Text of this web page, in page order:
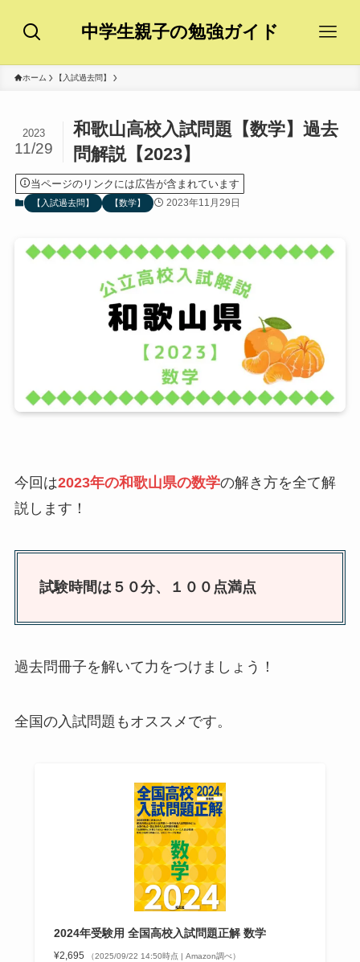
中学生親子の勉強ガイド
ホーム 【入試過去問】
和歌山高校入試問題【数学】過去
問解説【2023】
2023
11/29
当ページのリンクには広告が含まれています
【入試過去問】 【数学】 2023年11月29日
今回は2023年の和歌山県の数学の解き方を全て解
説します！
試験時間は５０分、１００点満点
過去問冊子を解いて力をつけましょう！
全国の入試問題もオススメです。
2024年受験用 全国高校入試問題正解 数学
¥2,695 （2025/09/22 14:50時点 | Amazon調べ）